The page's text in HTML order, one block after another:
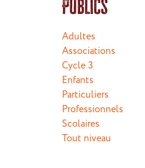
Publics
Adultes
Associations
Cycle 3
Enfants
Particuliers
Professionnels
Scolaires
Tout niveau